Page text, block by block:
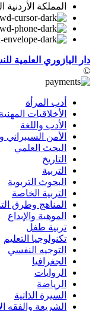
المملكة الأردنية
دار اليازوري العلمية
©
أدب المرأة
الأخلاقيات المهنية
الأدب واللغة
الأمن السيبراني
البحث العلمي
التاريخ
التربية
البحوث التربوية
التربية الخاصة
المناهج وطرق
الموهبة والإبداع
تربية طفل
تكنولوجيا التعليم
التوجيه النفسي
الجغرافيا
الروايات
الرياضة
السيرة الذاتية
الشريعة والفقه